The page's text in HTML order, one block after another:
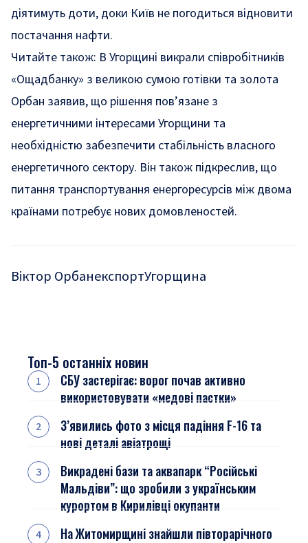
діятимуть доти, доки Київ не погодиться відновити
постачання нафти.
Читайте також: В Угорщині викрали співробітників
«Ощадбанку» з великою сумою готівки та золота
Орбан заявив, що рішення пов’язане з
енергетичними інтересами Угорщини та
необхідністю забезпечити стабільність власного
енергетичного сектору. Він також підкреслив, що
питання транспортування енергоресурсів між двома
країнами потребує нових домовленостей.
Віктор ОрбанекспортУгорщина
Топ-5 останніх новин
СБУ застерігає: ворог почав активно
використовувати «медові пастки»
З’явились фото з місця падіння F-16 та
нові деталі авіатрощі
Викрадені бази та аквапарк “Російські
Мальдіви”: що зробили з українським
курортом в Кирилівці окупанти
На Житомирщині знайшли півторарічного